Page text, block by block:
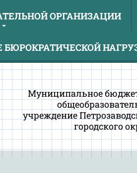
ОРГАНИЗАЦИИ
Муниципальное
учреждение
городского